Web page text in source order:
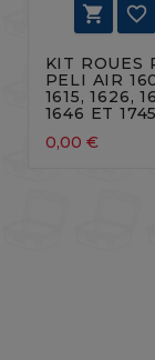
 
KIT ROUES
PELI AIR
1615, 1626,
1646 ET 1745
0,00 €